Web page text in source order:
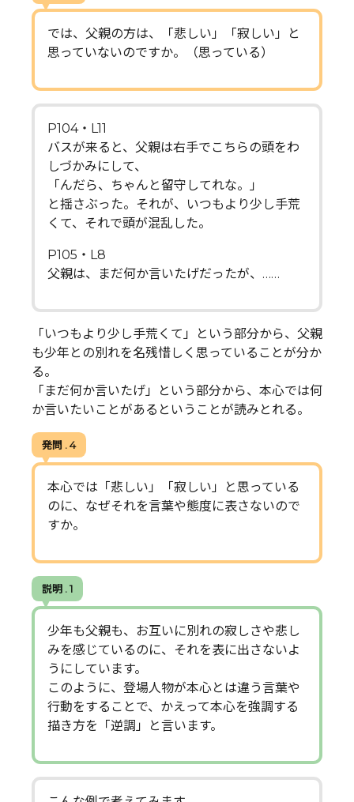
では、父親の方は、「悲しい」「寂しい」と
思っていないのですか。（思っている）
P104・L11
バスが来ると、父親は右手でこちらの頭をわ
しづかみにして、
「んだら、ちゃんと留守してれな。」
と揺さぶった。それが、いつもより少し手荒
くて、それで頭が混乱した。
P105・L8
父親は、まだ何か言いたげだったが、……
「いつもより少し手荒くて」という部分から、父親
も少年との別れを名残惜しく思っていることが分か
る。
「まだ何か言いたげ」という部分から、本心では何
か言いたいことがあるということが読みとれる。
発問 . 4
本心では「悲しい」「寂しい」と思っている
のに、なぜそれを言葉や態度に表さないので
すか。
説明 . 1
少年も父親も、お互いに別れの寂しさや悲し
みを感じているのに、それを表に出さないよ
うにしています。
このように、登場人物が本心とは違う言葉や
行動をすることで、かえって本心を強調する
描き方を「逆調」と言います。